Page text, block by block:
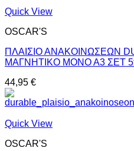
Quick View
OSCAR'S
ΠΛΑΙΣΙΟ ΑΝΑΚΟΙΝΩΣΕΩΝ
ΜΑΓΝΗΤΙΚΟ ΜΟΝΟ Α3 ΣΕΤ
44,95 €
Quick View
OSCAR'S